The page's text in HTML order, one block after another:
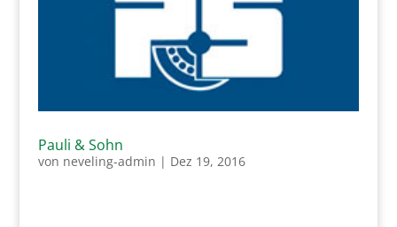
Pauli & Sohn
von neveling-admin | Dez 19, 2016